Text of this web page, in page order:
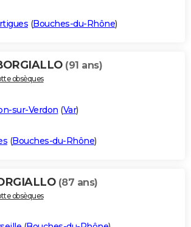
(Bouches-du-Rhône)
(91 ans)
obsèques
sur-Verdon (Var)
(Bouches-du-Rhône)
(87 ans)
obsèques